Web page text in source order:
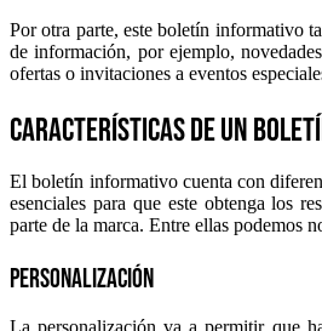
Por otra parte, este boletín informativo
de información, por ejemplo,
ofertas o invitaciones a eventos
Características de un
El boletín informativo cuenta con
esenciales para que este obtenga los
parte de la marca. Entre ellas podemos
Personalización
La personalización va a permitir que